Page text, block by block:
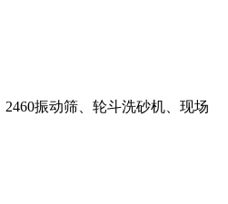
振动筛、轮斗洗砂机、现场